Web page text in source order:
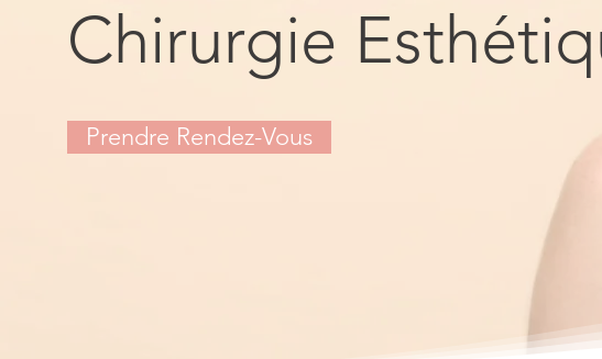
Chirurgie
Prendre Rendez-Vous